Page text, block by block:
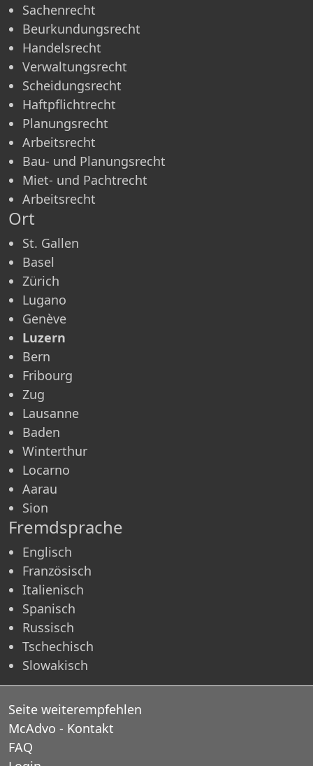
Sachenrecht
Beurkundungsrecht
Handelsrecht
Verwaltungsrecht
Scheidungsrecht
Haftpflichtrecht
Planungsrecht
Arbeitsrecht
Bau- und Planungsrecht
Miet- und Pachtrecht
Arbeitsrecht
Ort
St. Gallen
Basel
Zürich
Lugano
Genève
Luzern
Bern
Fribourg
Zug
Lausanne
Baden
Winterthur
Locarno
Aarau
Sion
Fremdsprache
Englisch
Französisch
Italienisch
Spanisch
Russisch
Tschechisch
Slowakisch
Seite weiterempfehlen
McAdvo - Kontakt
FAQ